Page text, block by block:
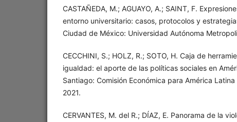
CASTAÑEDA, M.; AGUAYO, A.; SAINT, F.
entorno universitario: casos, protocolos y
Ciudad de México: Universidad Autónoma
CECCHINI, S.; HOLZ, R.; SOTO, H. Caja de
igualdad: el aporte de las políticas sociales en
Santiago: Comisión Económica para América Latina
2021.
CERVANTES, M. del R.; DÍAZ, E. Panorama de la